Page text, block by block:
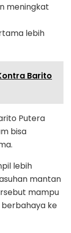
meningkat
lebih
Barito
Putera
bisa
lebih
mantan
mampu
ke